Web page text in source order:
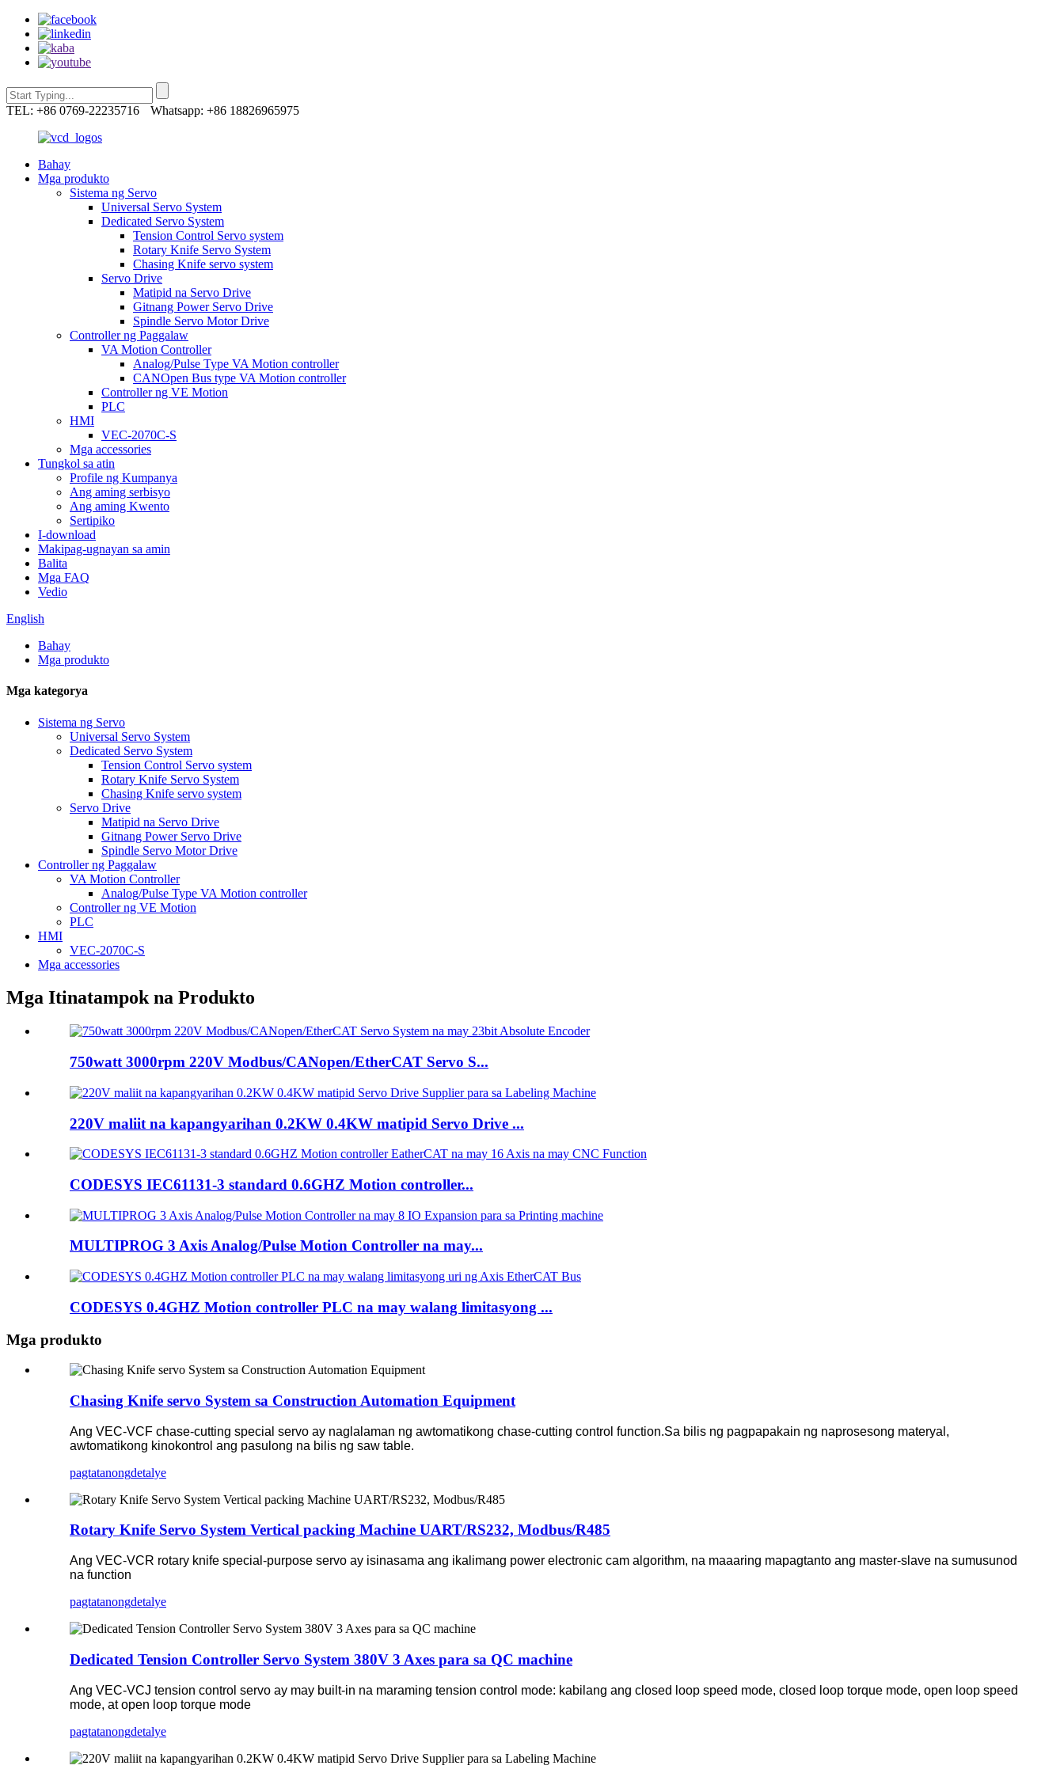
TEL: +86 0769-22235716 Whatsapp: +86 18826965975
Bahay
Mga produkto
Sistema ng Servo
Universal Servo System
Dedicated Servo System
Tension Control Servo system
Rotary Knife Servo System
Chasing Knife servo system
Servo Drive
Matipid na Servo Drive
Gitnang Power Servo Drive
Spindle Servo Motor Drive
Controller ng Paggalaw
VA Motion Controller
Analog/Pulse Type VA Motion controller
CANOpen Bus type VA Motion controller
Controller ng VE Motion
PLC
HMI
VEC-2070C-S
Mga accessories
Tungkol sa atin
Profile ng Kumpanya
Ang aming serbisyo
Ang aming Kwento
Sertipiko
I-download
Makipag-ugnayan sa amin
Balita
Mga FAQ
Vedio
English
Bahay
Mga produkto
Mga kategorya
Sistema ng Servo
Universal Servo System
Dedicated Servo System
Tension Control Servo system
Rotary Knife Servo System
Chasing Knife servo system
Servo Drive
Matipid na Servo Drive
Gitnang Power Servo Drive
Spindle Servo Motor Drive
Controller ng Paggalaw
VA Motion Controller
Analog/Pulse Type VA Motion controller
Controller ng VE Motion
PLC
HMI
VEC-2070C-S
Mga accessories
Mga Itinatampok na Produkto
750watt 3000rpm 220V Modbus/CANopen/EtherCAT Servo S...
220V maliit na kapangyarihan 0.2KW 0.4KW matipid Servo Drive ...
CODESYS IEC61131-3 standard 0.6GHZ Motion controller...
MULTIPROG 3 Axis Analog/Pulse Motion Controller na may...
CODESYS 0.4GHZ Motion controller PLC na may walang limitasyong ...
Mga produkto
Chasing Knife servo System sa Construction Automation Equipment
Ang VEC-VCF chase-cutting special servo ay naglalaman ng awtomatikong chase-cutting control function.Sa bilis ng pagpapakain ng naprosesong materyal,
awtomatikong kinokontrol ang pasulong na bilis ng saw table.
pagtatanongdetalye
Rotary Knife Servo System Vertical packing Machine UART/RS232, Modbus/R485
Ang VEC-VCR rotary knife special-purpose servo ay isinasama ang ikalimang power electronic cam algorithm, na maaaring mapagtanto ang master-slave na sumusunod
na function
pagtatanongdetalye
Dedicated Tension Controller Servo System 380V 3 Axes para sa QC machine
Ang VEC-VCJ tension control servo ay may built-in na maraming tension control mode: kabilang ang closed loop speed mode, closed loop torque mode, open loop speed
mode, at open loop torque mode
pagtatanongdetalye